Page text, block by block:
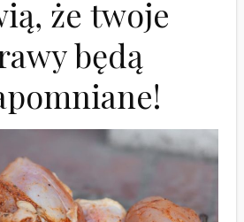
że twoje
będą